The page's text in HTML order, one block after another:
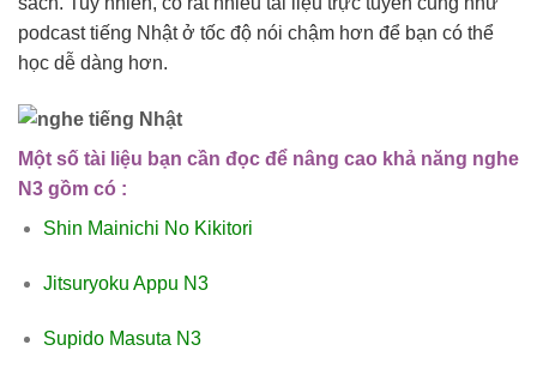
podcast tiếng Nhật ở tốc độ nói chậm hơn để bạn có thể
học dễ dàng hơn.
Một số tài liệu bạn cần đọc để nâng cao khả năng nghe
N3 gồm có :
Shin Mainichi No Kikitori
Jitsuryoku Appu N3
Supido Masuta N3